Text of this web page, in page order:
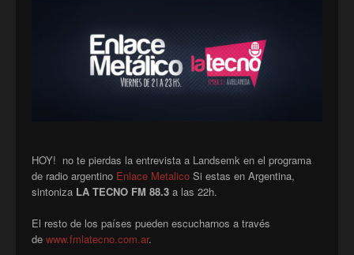
HOY! no te pierdas la entrevista a Landsemk en el programa
de radio argentino Enlace Metalico Si estas en Argentina,
sintoniza LA TECNO FM 88.3 a las 22h.
El resto de los países pueden escucharnos a través
de www.fmlatecno.com.ar.